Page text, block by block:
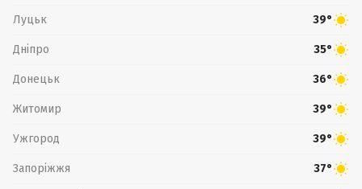
Луцьк 39°
Дніпро 35°
Донецьк 36°
Житомир 39°
Ужгород 39°
Запоріжжя 37°